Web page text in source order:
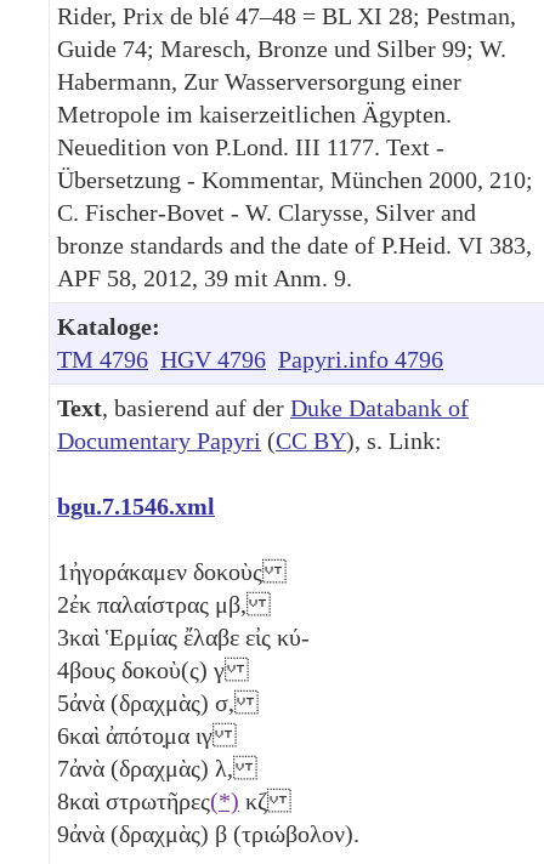
Rider, Prix de blé 47–48 = BL XI 28; Pestman,
Guide 74; Maresch, Bronze und Silber 99; W.
Habermann, Zur Wasserversorgung einer
Metropole im kaiserzeitlichen Ägypten.
Neuedition von P.Lond. III 1177. Text -
Übersetzung - Kommentar, München 2000, 210;
C. Fischer-Bovet - W. Clarysse, Silver and
bronze standards and the date of P.Heid. VI 383,
APF 58, 2012, 39 mit Anm. 9.
Kataloge:
TM 4796 HGV 4796 Papyri.info 4796
Text, basierend auf der Duke Databank of
Documentary Papyri (CC BY), s. Link:
bgu.7.1546.xml
1ἠγοράκαμεν δοκοὺς
2ἐκ παλαίστρας μβ,
3καὶ Ἑρμίας ἔλαβε εἰς κύ-
4βους δοκοὺ(ς) γ
5ἀνὰ (δραχμὰς) σ,
6καὶ ἀπότο̣μα ιγ
7ἀνὰ (δραχμὰς) λ,
8καὶ στρωτῆρες(*) κζ
9ἀνὰ (δραχμὰς) β (τριώβολον).